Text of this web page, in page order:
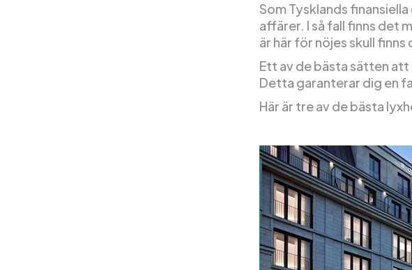
Som Tysklands
affärer. I så fall finns det
är här för nöjes skull
Ett av de bästa sätten
Detta garanterar dig en
Här är tre av de bästa